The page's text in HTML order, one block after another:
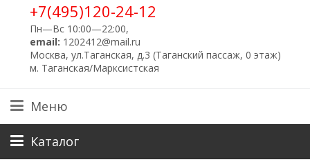
+7(495)120-24-12
Пн—Вс 10:00—22:00,
email: 1202412@mail.ru
Москва, ул.Таганская, д.3 (Таганский пассаж, 0 этаж)
м. Таганская/Марксистская
Меню
Каталог